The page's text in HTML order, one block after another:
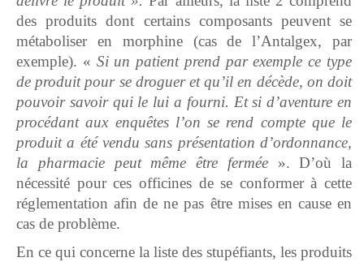
des produits dont certains composants peuvent se
métaboliser en morphine (cas de l’Antalgex, par
exemple). « Si un patient prend par exemple ce type
de produit pour se droguer et qu’il en décède, on doit
pouvoir savoir qui le lui a fourni. Et si d’aventure en
procédant aux enquêtes l’on se rend compte que le
produit a été vendu sans présentation d’ordonnance,
la pharmacie peut même être fermée». D’où la
nécessité pour ces officines de se conformer à cette
réglementation afin de ne pas être mises en cause en
cas de problème.
En ce qui concerne la liste des stupéfiants, les produits